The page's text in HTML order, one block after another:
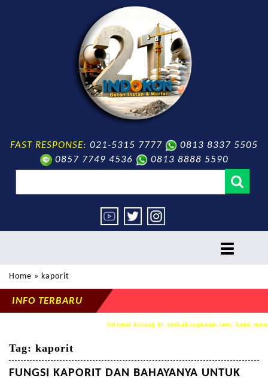
FAST RESPONSE: 021-5315 7777
0813 8337 5505
0857 7749 4536
0813 8888 5590
toggle
Home » kaporit
INFO TERBARU
Selamat datang di anekabangunan.com, kami
Tag: kaporit
FUNGSI KAPORIT DAN BAHAYANYA UNTUK